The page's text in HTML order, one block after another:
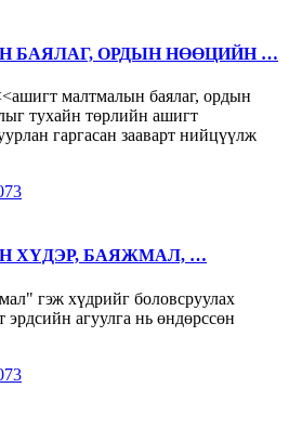
ОРДЫН НӨӨЦИЙН …
малтмалын баялаг, ордын
тухайн төрлийн ашигт
гаргасан зааварт нийцүүлж
ХҮДЭР, БАЯЖМАЛ, …
гэж хүдрийг боловсруулах
эрдсийн агуулга нь өндөрссөн